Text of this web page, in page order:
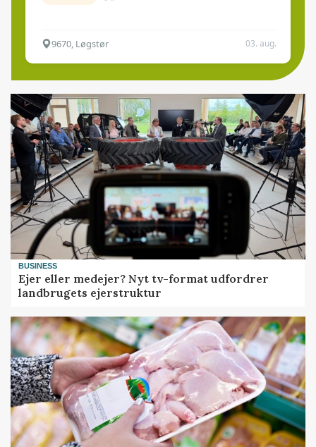
9670, Løgstør 03. aug.
BUSINESS
Ejer eller medejer? Nyt tv-format udfordrer
landbrugets ejerstruktur